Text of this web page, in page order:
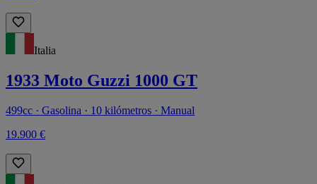
Italia
1933 Moto Guzzi 1000 GT
499cc · Gasolina · 10 kilómetros · Manual
19.900 €